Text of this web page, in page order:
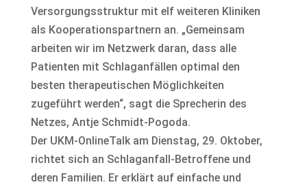
Versorgungsstruktur mit elf weiteren Kliniken
als Kooperationspartnern an. „Gemeinsam
arbeiten wir im Netzwerk daran, dass alle
Patienten mit Schlaganfällen optimal den
besten therapeutischen Möglichkeiten
zugeführt werden“, sagt die Sprecherin des
Netzes, Antje Schmidt-Pogoda.
Der UKM-OnlineTalk am Dienstag, 29. Oktober,
richtet sich an Schlaganfall-Betroffene und
deren Familien. Er erklärt auf einfache und